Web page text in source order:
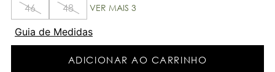
46
48 VER MAIS 3
Guia de Medidas
ADICIONAR AO CARRINHO